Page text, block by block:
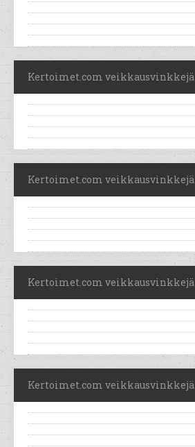
Kertoimet.com veikkausvinkkejä
Kertoimet.com veikkausvinkkejä
Kertoimet.com veikkausvinkkejä
Kertoimet.com veikkausvinkkejä